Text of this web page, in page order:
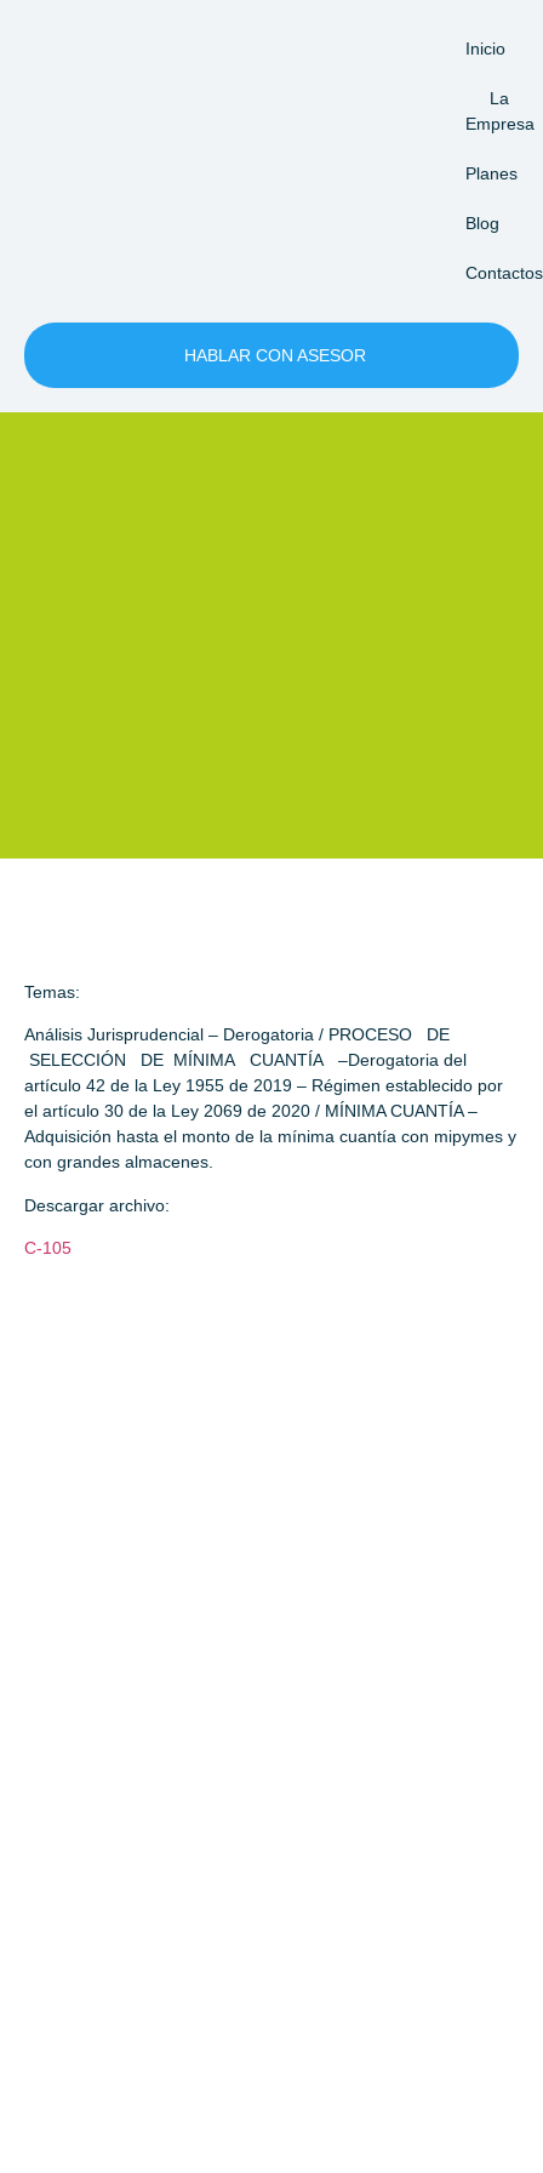
Inicio
La
Empresa
Planes
Blog
Contactos
HABLAR CON ASESOR
Temas:
Análisis Jurisprudencial – Derogatoria / PROCESO DE
SELECCIÓN DE MÍNIMA CUANTÍA –Derogatoria del
artículo 42 de la Ley 1955 de 2019 – Régimen establecido por
el artículo 30 de la Ley 2069 de 2020 / MÍNIMA CUANTÍA –
Adquisición hasta el monto de la mínima cuantía con mipymes y
con grandes almacenes.
Descargar archivo:
C-105